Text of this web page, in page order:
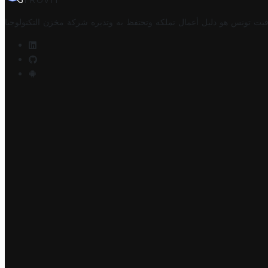
تونس هو دليل أعمال تملكه وتحتفظ به وتديره شركة مخزن التكنولوجيا